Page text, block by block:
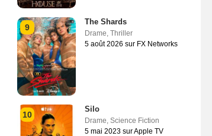
9
The Shards
Drame, Thriller
5 août 2026 sur FX Networks
10
Silo
Drame, Science Fiction
5 mai 2023 sur Apple TV